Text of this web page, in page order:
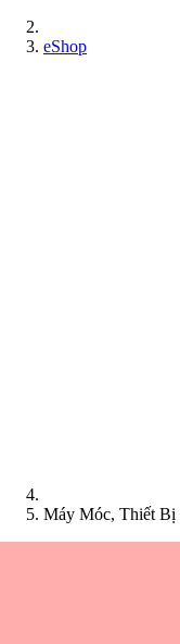
eShop
Máy Móc, Thiết Bị